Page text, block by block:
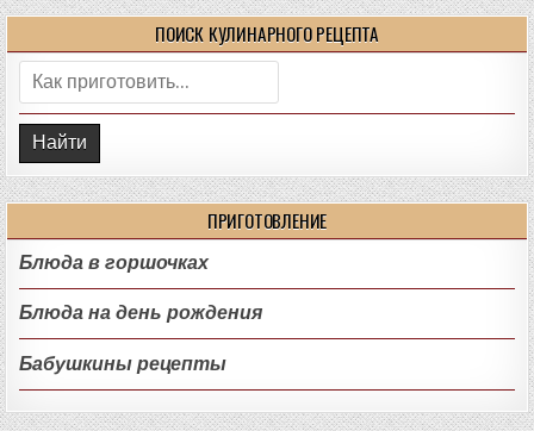
ПОИСК КУЛИНАРНОГО РЕЦЕПТА
Поиск:
ПРИГОТОВЛЕНИЕ
Блюда в горшочках
Блюда на день рождения
Бабушкины рецепты